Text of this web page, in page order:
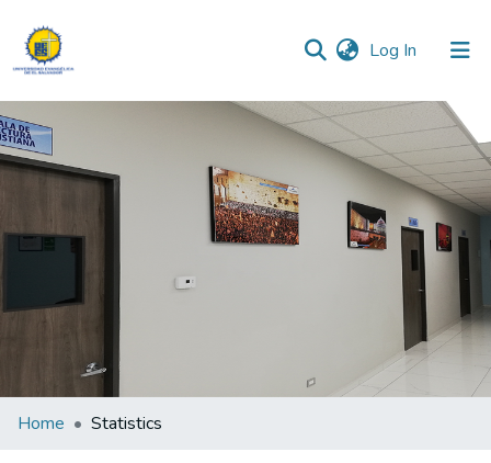
Log In (current)
Communities & Collections
All of DSpace
Home Statistics